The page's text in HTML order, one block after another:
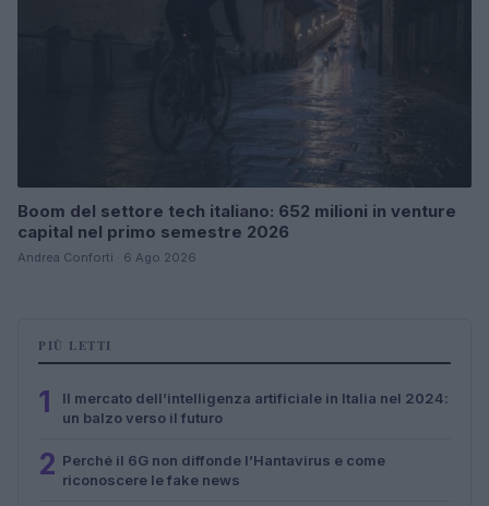
Boom del settore tech italiano: 652 milioni in venture
capital nel primo semestre 2026
Andrea Conforti · 6 Ago 2026
PIÙ LETTI
1
Il mercato dell’intelligenza artificiale in Italia nel 2024:
un balzo verso il futuro
2 Perché il 6G non diffonde l’Hantavirus e come
riconoscere le fake news